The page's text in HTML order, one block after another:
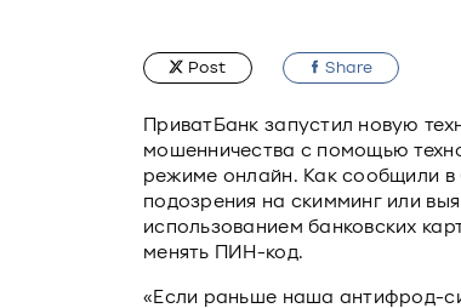
Post Share
ПриватБанк запустил новую
мошенничества с помощью
режиме онлайн. Как сообщили в
подозрения на скимминг или
использованием банковских
менять ПИН-код.
«Если раньше наша антифрод-